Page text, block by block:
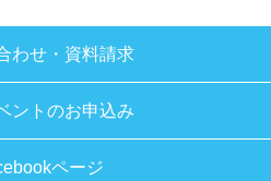
わせ・資料請求
ントのお申込み
ページ